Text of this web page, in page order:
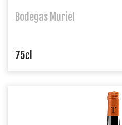
Bodegas Muriel
75cl